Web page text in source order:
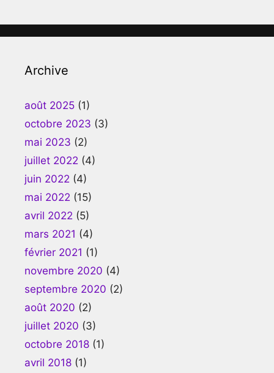
Archive
août 2025 (1)
octobre 2023 (3)
mai 2023 (2)
juillet 2022 (4)
juin 2022 (4)
mai 2022 (15)
avril 2022 (5)
mars 2021 (4)
février 2021 (1)
novembre 2020 (4)
septembre 2020 (2)
août 2020 (2)
juillet 2020 (3)
octobre 2018 (1)
avril 2018 (1)